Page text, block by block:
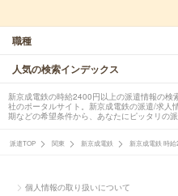
職種
人気の検索インデックス
新京成電鉄の時給2400円以上の派遣情報の検
社のポータルサイト。新京成電鉄の派遣/求人
期などの希望条件から、あなたにピッタリの派
派遣TOP 関東 新京成電鉄 新京成電鉄 時給
個人情報の取り扱いについて